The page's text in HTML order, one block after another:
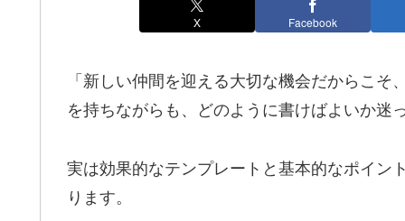
X Facebook
「新しい仲間を迎える大切な機会だからこ
を持ちながらも、どのように書けばよいか
実は効果的なテンプレートと基本的なポイン
ります。